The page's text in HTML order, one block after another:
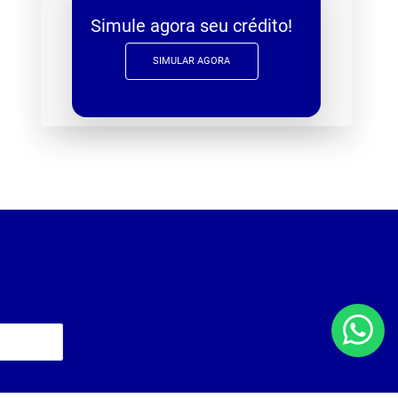
Simule agora seu crédito!
SIMULAR AGORA